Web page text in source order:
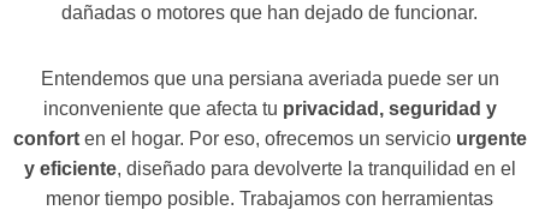
dañadas o motores que han dejado de funcionar.
Entendemos que una persiana averiada puede ser un
inconveniente que afecta tu privacidad, seguridad y
conforten el hogar. Por eso, ofrecemos un servicio urgente
y eficiente, diseñado para devolverte la tranquilidad en el
menor tiempo posible. Trabajamos con herramientas